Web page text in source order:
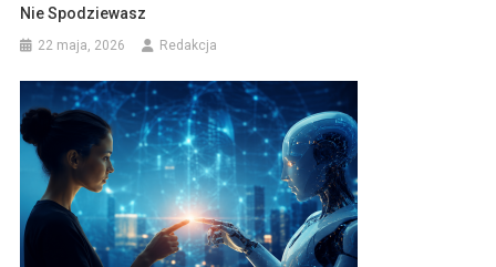
Nie Spodziewasz
22 maja, 2026 Redakcja